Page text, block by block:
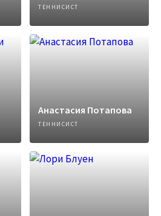
ТЕННИСИСТ
Анастасия Потапова
ТЕННИСИСТ